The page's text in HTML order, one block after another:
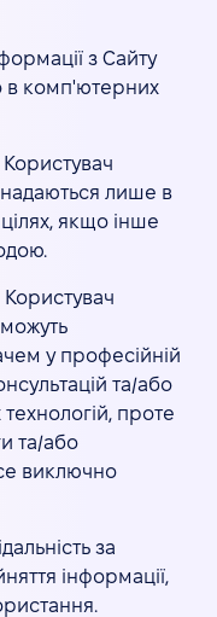
з Сайту
в комп'ютерних
Користувач
лише в
якщо інше
Користувач
у професійній
та/або
проте
та/або
виключно
за
інформації,